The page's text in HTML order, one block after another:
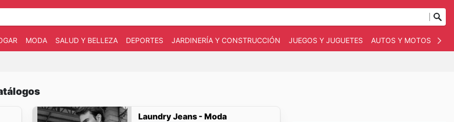
MODA SALUD Y BELLEZA DEPORTES JARDINERÍA Y CONSTRUCCIÓN JUEGOS Y JUGUETES AUTOS Y MOTOS
Laundry Jeans - Moda